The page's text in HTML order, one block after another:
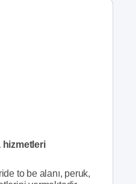
hizmetleri
to be alanı, peruk,